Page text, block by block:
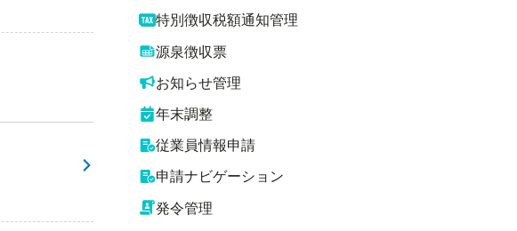
特別徴収税額通知管理
源泉徴収票
お知らせ管理
年末調整
従業員情報申請
申請ナビゲーション
発令管理